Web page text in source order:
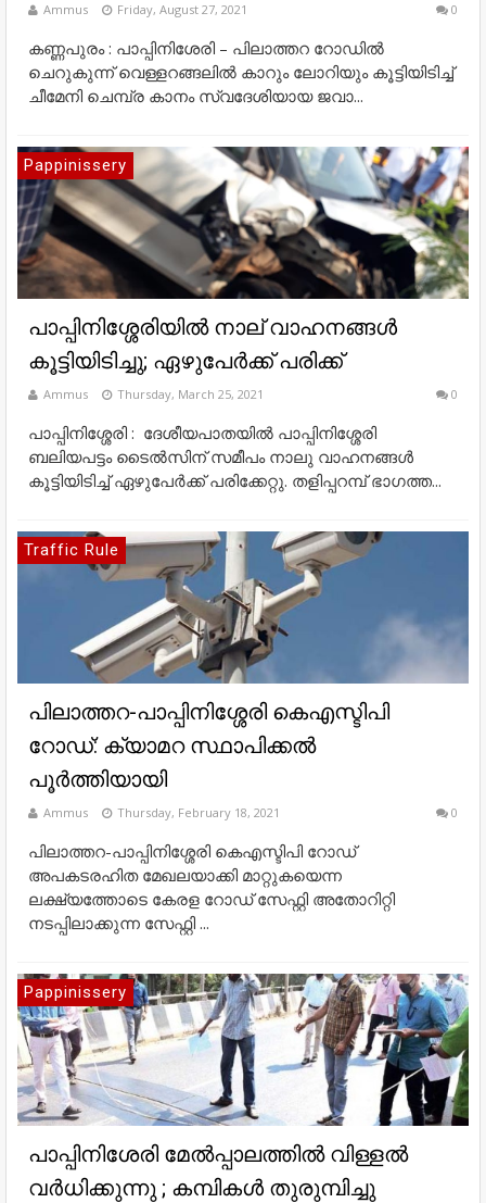
Ammus Friday, August 27, 2021 0
കണ്ണപുരം : പാപ്പിനിശേരി – പിലാത്തറ റോഡിൽ
ചെറുകുന്ന് വെള്ളറങ്ങലിൽ കാറും ലോറിയും കൂട്ടിയിടിച്ച്
ചീമേനി ചെമ്പ്ര കാനം സ്വദേശിയായ ജവാ...
Pappinissery
പാപ്പിനിശ്ശേരിയിൽ നാല് വാഹനങ്ങൾ
കൂട്ടിയിടിച്ചു; ഏഴുപേർക്ക് പരിക്ക്
Ammus Thursday, March 25, 2021 0
പാപ്പിനിശ്ശേരി : ദേശീയപാതയിൽ പാപ്പിനിശ്ശേരി
ബലിയപട്ടം ടൈൽസിന് സമീപം നാലു വാഹനങ്ങൾ
കൂട്ടിയിടിച്ച് ഏഴുപേർക്ക് പരിക്കേറ്റു. തളിപ്പറമ്പ് ഭാഗത്ത...
Traffic Rule
പിലാത്തറ-പാപ്പിനിശ്ശേരി കെഎസ്ടിപി
റോഡ്: ക്യാമറ സ്ഥാപിക്കല്‍
പൂര്‍ത്തിയായി
Ammus Thursday, February 18, 2021 0
പിലാത്തറ-പാപ്പിനിശ്ശേരി കെഎസ്ടിപി റോഡ്
അപകടരഹിത മേഖലയാക്കി മാറ്റുകയെന്ന
ലക്ഷ്യത്തോടെ കേരള റോഡ് സേഫ്റ്റി അതോറിറ്റി
നടപ്പിലാക്കുന്ന സേഫ്റ്റി ...
Pappinissery
പാപ്പിനിശേരി മേൽപ്പാലത്തിൽ വിള്ളൽ
വർധിക്കുന്നു ; കമ്പികൾ തുരുമ്പിച്ചു